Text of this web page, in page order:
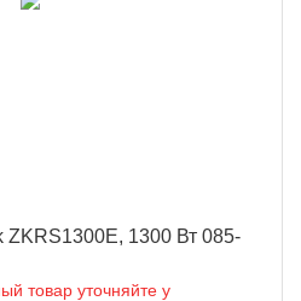
1300 Вт 085-
товар уточняйте у